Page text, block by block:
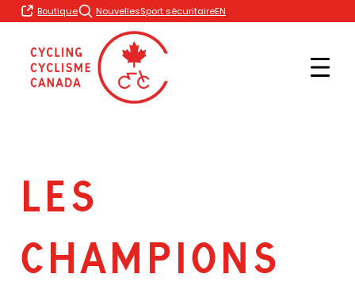
Skip
to
Boutique NouvellesSport sécuritaireEN
LES
CHAMPIONS